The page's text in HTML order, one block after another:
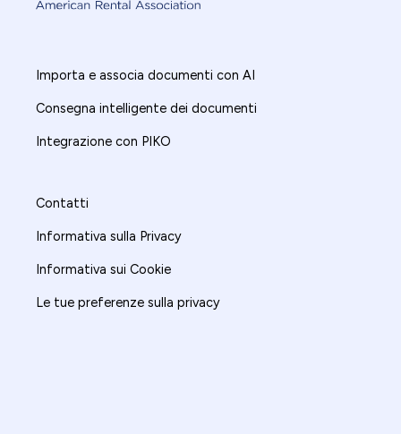
Importa e associa documenti con AI
Consegna intelligente dei documenti
Integrazione con PIKO
Contatti
Informativa sulla Privacy
Informativa sui Cookie
Le tue preferenze sulla privacy